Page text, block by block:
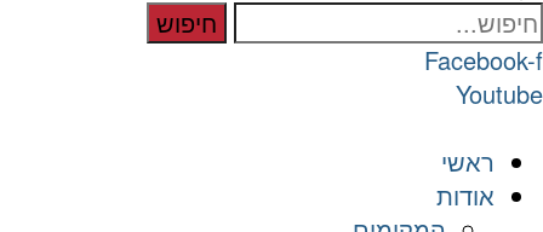
חיפוש
Facebook-f
Youtube
ראשי
אודות